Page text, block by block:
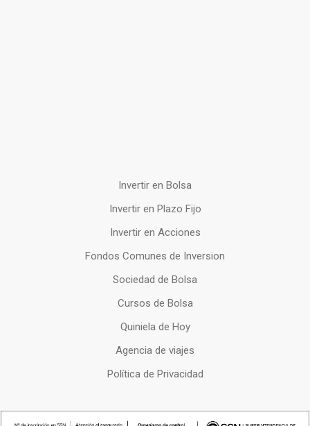
Invertir en Bolsa
Invertir en Plazo Fijo
Invertir en Acciones
Fondos Comunes de Inversion
Sociedad de Bolsa
Cursos de Bolsa
Quiniela de Hoy
Agencia de viajes
Política de Privacidad